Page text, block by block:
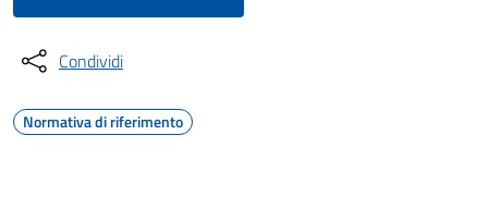
Condividi
Normativa di riferimento